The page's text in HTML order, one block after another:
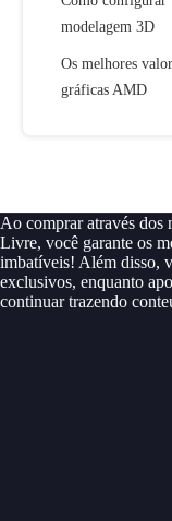
modelagem 3D
Os melhores
gráficas AMD
Ao comprar através dos
Livre, você garante os
imbatíveis! Além disso,
exclusivos, enquanto
continuar trazendo